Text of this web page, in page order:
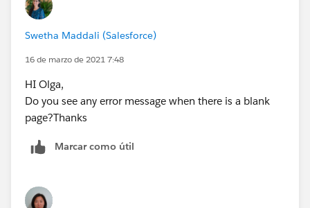
Swetha Maddali (Salesforce)
16 de marzo de 2021 7:48
HI Olga,
Do you see any error message when there is a blank
page?Thanks
Marcar como útil